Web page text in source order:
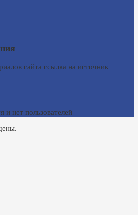
сайта ссылка на источник
и нет пользователей